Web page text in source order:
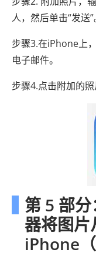
人，然后单击“发送”
步骤3.在iPhone上
电子邮件。
步骤4.点击附加的照
第 5 部
器将图片
iPhone